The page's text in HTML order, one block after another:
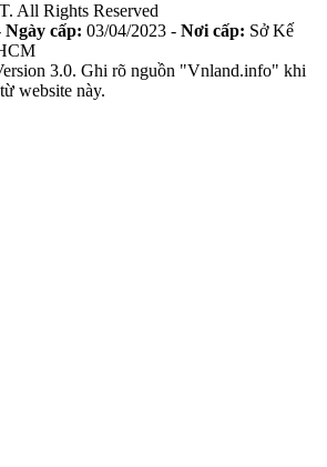
All Rights Reserved
Ngày cấp: 03/04/2023 - Nơi cấp: Sở Kế
3.0. Ghi rõ nguồn "Vnland.info" khi
website này.